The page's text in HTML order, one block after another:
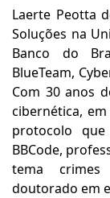
Laerte Peotta
Soluções na
Banco do
BlueTeam,
Com 30 anos
cibernética,
protocolo
BBCode,
tema crimes
doutorado em